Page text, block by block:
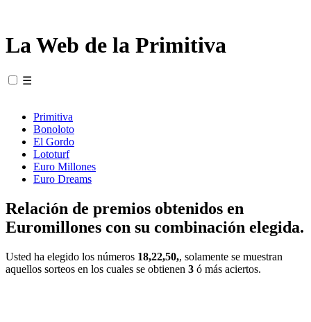
La Web de la Primitiva
☰
Primitiva
Bonoloto
El Gordo
Lototurf
Euro Millones
Euro Dreams
Relación de premios obtenidos en
Euromillones con su combinación elegida.
Usted ha elegido los números 18,22,50,, solamente se muestran
aquellos sorteos en los cuales se obtienen 3 ó más aciertos.